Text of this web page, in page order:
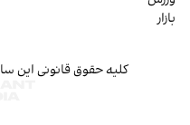
بازار
کلیه حقوق قانونی این